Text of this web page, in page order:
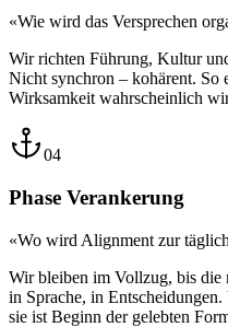
«Wie wird das Versprechen
Wir richten Führung, Kultur
Nicht synchron – kohärent. So
Wirksamkeit wahrscheinlich
04
Phase Verankerung
«Wo wird Alignment zur
Wir bleiben im Vollzug, bis die
in Sprache, in
sie ist Beginn der gelebten